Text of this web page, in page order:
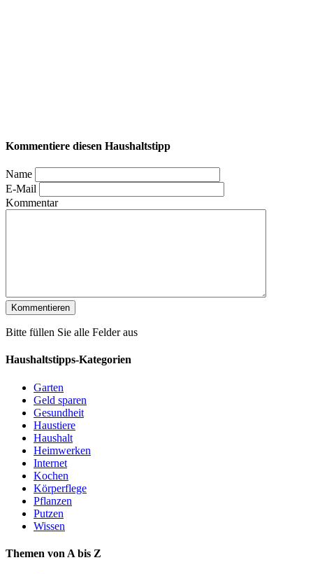
Kommentiere diesen Haushaltstipp
Name
E-Mail
Kommentar
Bitte füllen Sie alle Felder aus
Haushaltstipps-Kategorien
Garten
Geld sparen
Gesundheit
Haustiere
Haushalt
Heimwerken
Internet
Kochen
Körperflege
Pflanzen
Putzen
Wissen
Themen von A bis Z